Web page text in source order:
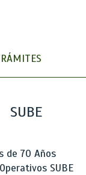
SUBE
de 70 Años
SUBE